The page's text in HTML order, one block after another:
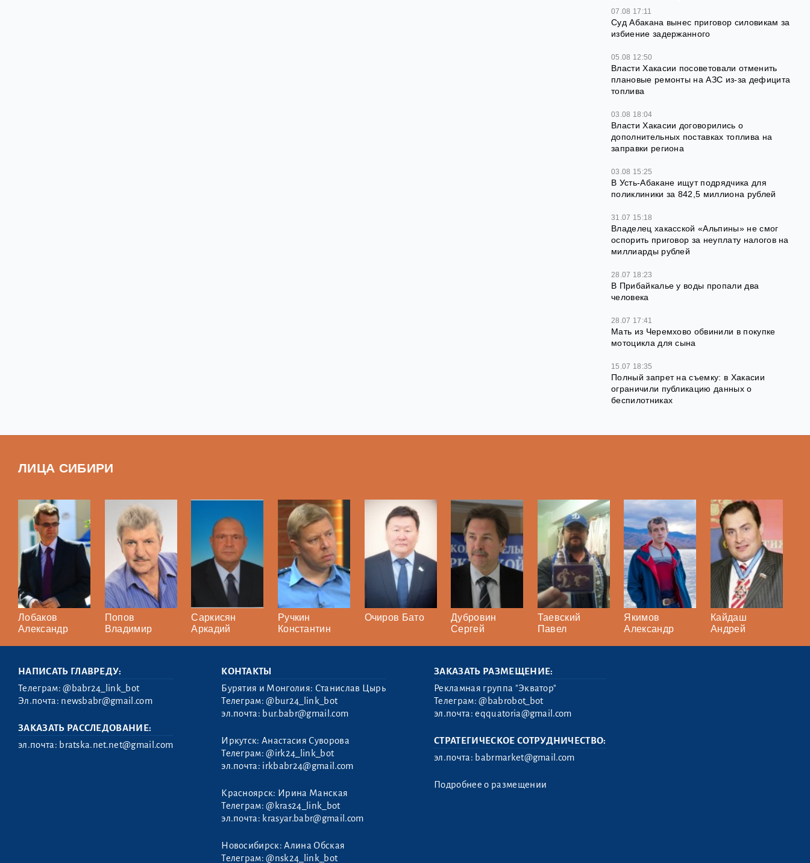
07.08 17:11
Суд Абакана вынес приговор силовикам за
избиение задержанного
05.08 12:50
Власти Хакасии посоветовали отменить
плановые ремонты на АЗС из-за дефицита
топлива
03.08 18:04
Власти Хакасии договорились о
дополнительных поставках топлива на
заправки региона
03.08 15:25
В Усть-Абакане ищут подрядчика для
поликлиники за 842,5 миллиона рублей
31.07 15:18
Владелец хакасской «Альпины» не смог
оспорить приговор за неуплату налогов на
миллиарды рублей
28.07 18:23
В Прибайкалье у воды пропали два
человека
28.07 17:41
Мать из Черемхово обвинили в покупке
мотоцикла для сына
15.07 18:35
Полный запрет на съемку: в Хакасии
ограничили публикацию данных о
беспилотниках
ЛИЦА СИБИРИ
Лобаков
Александр
Попов
Владимир
Саркисян
Аркадий
Ручкин
Константин
Очиров Бато
Дубровин
Сергей
Таевский
Павел
Якимов
Александр
Кайдаш
Андрей
НАПИСАТЬ ГЛАВРЕДУ:
Телеграм:@babr24_link_bot
Эл.почта: newsbabr@gmail.com
ЗАКАЗАТЬ РАССЛЕДОВАНИЕ:
эл.почта: bratska.net.net@gmail.com
КОНТАКТЫ
Бурятия и Монголия: Станислав Цырь
Телеграм:@bur24_link_bot
эл.почта: bur.babr@gmail.com
Иркутск: Анастасия Суворова
Телеграм:@irk24_link_bot
эл.почта: irkbabr24@gmail.com
Красноярск: Ирина Манская
Телеграм:@kras24_link_bot
эл.почта: krasyar.babr@gmail.com
Новосибирск: Алина Обская
Телеграм:@nsk24_link_bot
ЗАКАЗАТЬ РАЗМЕЩЕНИЕ:
Рекламная группа "Экватор"
Телеграм:@babrobot_bot
эл.почта:eqquatoria@gmail.com
СТРАТЕГИЧЕСКОЕ СОТРУДНИЧЕСТВО:
эл.почта: babrmarket@gmail.com
Подробнее о размещении